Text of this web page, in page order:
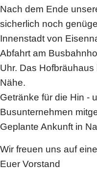
Nach dem Ende
sicherlich noch
Innenstadt von
Abfahrt am
Uhr. Das
Nähe.
Getränke für die Hin -
Busunternehmen
Geplante Ankunft in
Wir freuen uns auf
Euer Vorstand